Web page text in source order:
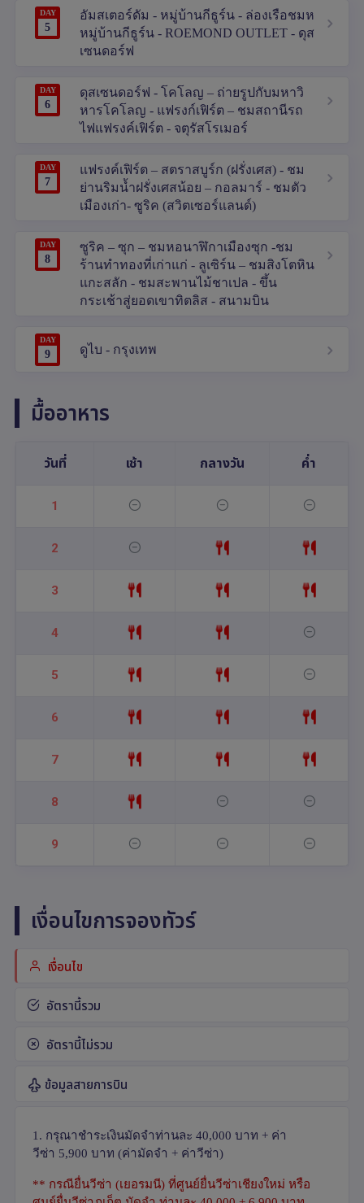
DAY
5
อัมสเตอร์ดัม - หมู่บ้านกีธูร์น - ล่องเรือชมห
หมู่บ้านกีธูร์น - ROEMOND OUTLET - ดุส
เซนดอร์ฟ
DAY
6
ดุสเซนดอร์ฟ - โคโลญ – ถ่ายรูปกับมหาวิ
หารโคโลญ - แฟรงก์เฟิร์ต – ชมสถานีรถ
ไฟแฟรงค์เฟิร์ต - จตุรัสโรเมอร์
DAY
7
แฟรงค์เฟิร์ต – สตราสบูร์ก (ฝรั่งเศส) - ชม
ย่านริมน้ำฝรั่งเศสน้อย – กอลมาร์ - ชมตัว
เมืองเก่า- ซูริค (สวิตเซอร์แลนด์)
DAY
8
ซูริค – ซุก – ชมหอนาฬิกาเมืองซุก -ชม
ร้านทำทองที่เก่าแก่ - ลูเซิร์น – ชมสิงโตหิน
แกะสลัก - ชมสะพานไม้ชาเปล - ขึ้น
กระเช้าสู่ยอดเขาทิตลิส - สนามบิน
DAY
9 ดูไบ - กรุงเทพ
มื้ออาหาร
วันที่ เช้า กลางวัน ค่ำ
1
2
3
4
5
6
7
8
9
เงื่อนไขการจองทัวร์
เงื่อนไข
อัตรานี้รวม
อัตรานี้ไม่รวม
ข้อมูลสายการบิน
1. กรุณาชำระเงินมัดจำท่านละ 40,000 บาท + ค่า
วีซ่า 5,900 บาท (ค่ามัดจำ + ค่าวีซ่า)
** กรณียื่นวีซ่า (เยอรมนี) ที่ศูนย์ยื่นวีซ่าเชียงใหม่ หรือ